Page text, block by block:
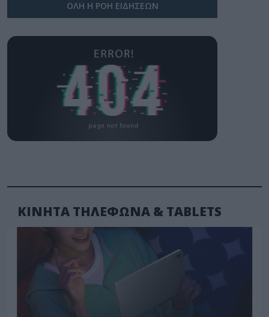
ΟΛΗ Η ΡΟΗ ΕΙΔΗΣΕΩΝ
ΚΙΝΗΤΑ ΤΗΛΕΦΩΝΑ & TABLETS